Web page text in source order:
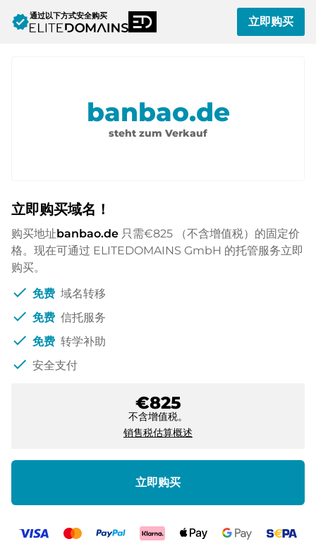
verified通过以下方式安全购买 立即购买
banbao.de
steht zum Verkauf
立即购买域名！
购买地址banbao.de 只需€825
（不含增值税）的固定价
格。现在可通过 ELITEDOMAINS GmbH 的托管服务立即
购买。
check 免费 域名转移
check 免费 信托服务
check 免费 转学补助
check 安全支付
€825
不含增值税。
销售税估算概述
立即购买